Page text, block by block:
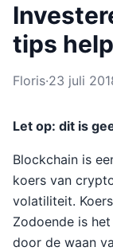
tips
Floris·23 juli
Let op: dit is
Blockchain is
koers van
volatiliteit.
Zodoende is
door de waan